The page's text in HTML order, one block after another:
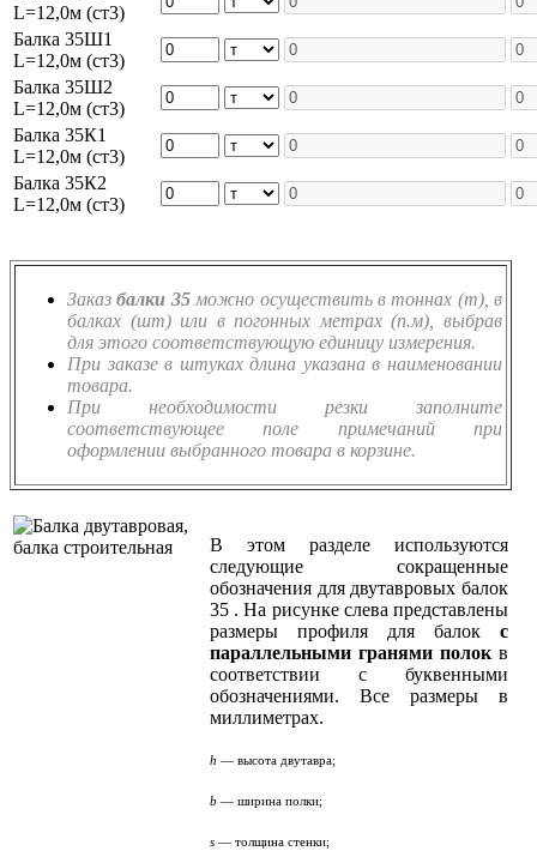
L=12,0м (ст3)
Балка 35Ш1
L=12,0м (ст3)
Балка 35Ш2
L=12,0м (ст3)
Балка 35К1
L=12,0м (ст3)
Балка 35К2
L=12,0м (ст3)
Заказбалки 35можно осуществить в тоннах (т), в
балках (шт) или в погонных метрах (п.м), выбрав
для этого соответствующую единицу измерения.
При заказе в штуках длина указана в наименовании
товара.
При необходимости резки заполните
соответствующее поле примечаний при
оформлении выбранного товара в корзине.
В этом разделе используются
следующие сокращенные
обозначения для двутавровых балок
35 . На рисунке слева представлены
размеры профиля для балок с
параллельными гранями полок в
соответствии с буквенными
обозначениями. Все размеры в
миллиметрах.
h — высота двутавра;
b — ширина полки;
s — толщина стенки;